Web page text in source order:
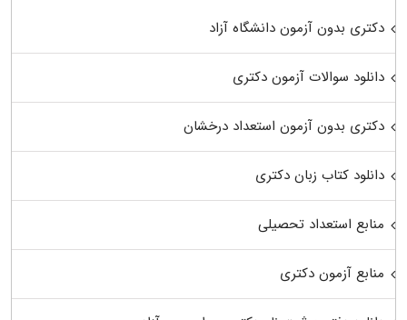
دکتری بدون آزمون دانشگاه آزاد
دانلود سوالات آزمون دکتری
دکتری بدون آزمون استعداد درخشان
دانلود کتاب زبان دکتری
منابع استعداد تحصیلی
منابع آزمون دکتری